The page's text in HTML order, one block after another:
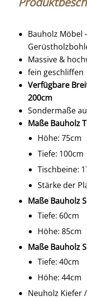
Bauholz Möbel
Massive &
fein geschliffen
Verfügbare
200cm
Sondermaße
Maße Bauholz
Höhe: 75cm
Tiefe: 100cm
Tischbeine:
Stärke der
Maße Bauholz
Tiefe: 60cm
Höhe: 85cm
Maße Bauholz
Tiefe: 40cm
Höhe: 44cm
Neuholz Kiefer